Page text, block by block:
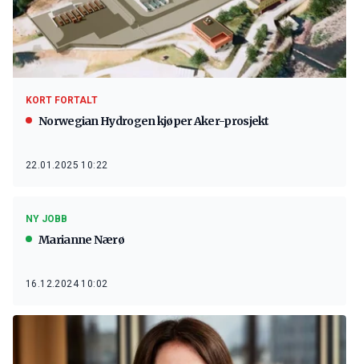
KORT FORTALT
Norwegian Hydrogen kjøper Aker-prosjekt
22.01.2025 10:22
NY JOBB
Marianne Nærø
16.12.2024 10:02